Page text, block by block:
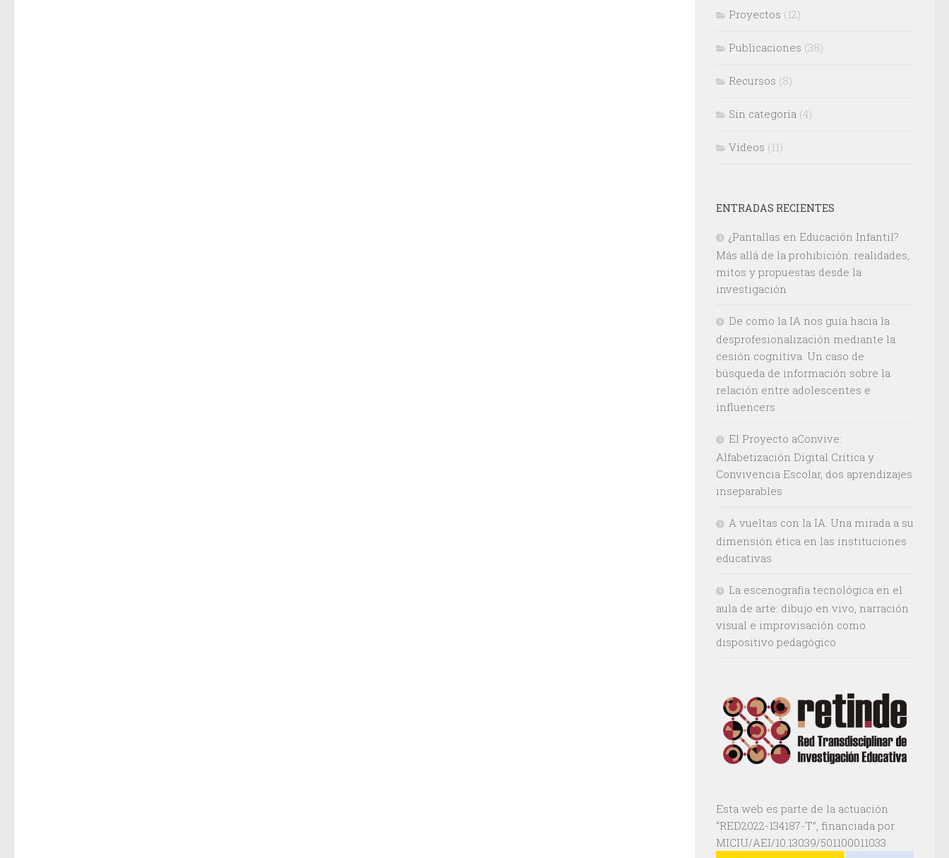
Proyectos (12)
Publicaciones (38)
Recursos (8)
Sin categoría (4)
Vídeos (11)
ENTRADAS RECIENTES
¿Pantallas en Educación Infantil?
Más allá de la prohibición: realidades,
mitos y propuestas desde la
investigación
De como la IA nos guía hacia la
desprofesionalización mediante la
cesión cognitiva. Un caso de
búsqueda de información sobre la
relación entre adolescentes e
influencers
El Proyecto aConvive:
Alfabetización Digital Crítica y
Convivencia Escolar, dos aprendizajes
inseparables
A vueltas con la IA. Una mirada a su
dimensión ética en las instituciones
educativas
La escenografía tecnológica en el
aula de arte: dibujo en vivo, narración
visual e improvisación como
dispositivo pedagógico
Esta web es parte de la actuación
“RED2022-134187-T”, financiada por
MICIU/AEI/10.13039/501100011033